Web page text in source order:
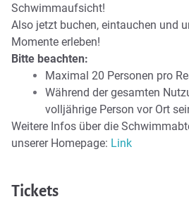
Schwimmaufsicht!
Also jetzt buchen, eintauchen und
Momente erleben!
Bitte beachten:
Maximal 20 Personen pro
Während der gesamten
volljährige Person vor Ort
Weitere Infos über die
unserer Homepage: Link
Tickets